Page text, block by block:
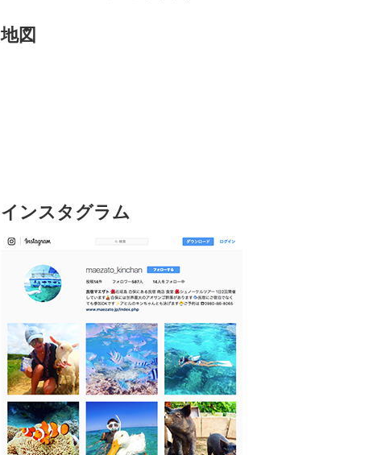
地図
インスタグラム